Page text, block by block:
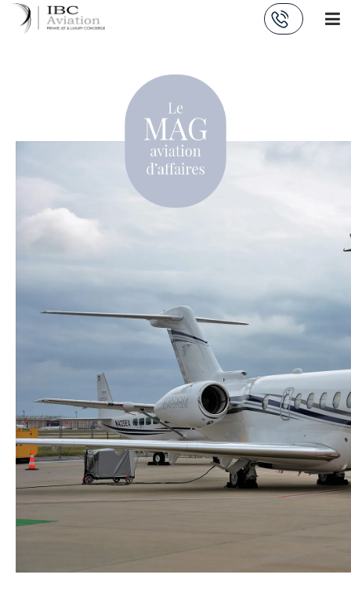
Panneau de gestion des cookies